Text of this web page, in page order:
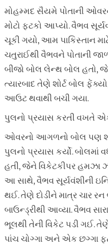
મોહમ્મદ સૈયમે પોતાની
મોટો ફટકો આપ્યો. વૈભવ
ચૂકી ગયો, આમ પાકિસ્તાન
ચતુરાઈથી વૈભવને પોતાની
બીજો બોલ લેન્થ બોલ હતો,
ત્યારબાદ તેણે શોર્ટ બોલ
આઉટ થવાથી બચી ગયા.
પુલનો પ્રયાસ કરતી વખતે
ઓવરનો આગળનો બોલ પણ
પુલનો પ્રયાસ કર્યો. બોલમાં
હતી, જેને વિકેટકીપર હમઝા
આ સાથે, વૈભવ સૂર્યવંશીની
થઈ. તેણે દોડીને માત્ર ચાર રન
બાઉન્ડ્રીથી આવ્યા. વૈભવ
ભૂલથી તેની વિકેટ પડી ગઈ.
પાંચ ચોગ્ગા અને એક છગ્ગા